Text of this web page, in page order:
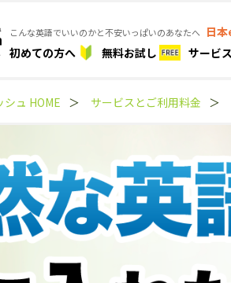
こんな英語でいいのかと不安いっぱいのあなたへ 日
初めての方へ
無料お試し サービ
ュ HOME ＞ サービスとご利用料金 ＞